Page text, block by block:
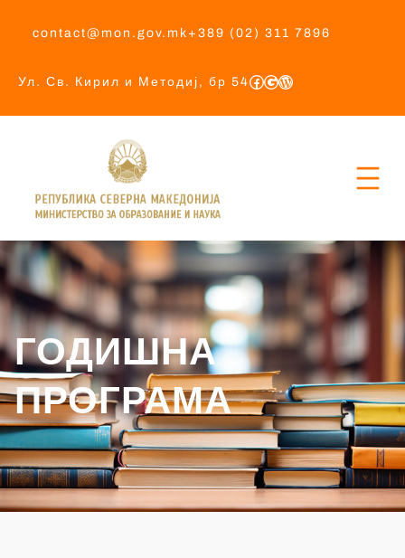
contact@mon.gov.mk +389 (02) 311 7896
Ул. Св. Кирил и Методиј, бр 54
ГОДИШНА
ПРОГРАМА